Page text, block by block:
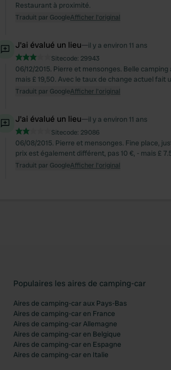
Restaurant à proximité.
Traduit par GoogleAfficher l'original
J'ai évalué un lieu—il y a environ 11 ans
Sitecode: 29943
06/12/2015. Pierre et mensonges. Belle
mais £ 19,50. Avec le taux de change actuel fait
Traduit par GoogleAfficher l'original
J'ai évalué un lieu—il y a environ 11 ans
Sitecode: 29086
06/08/2015. Pierre et mensonges. Fine place,
prix est également différent, pas 10 €, - mais £
Traduit par GoogleAfficher l'original
Populaires les aires de camping-car
Aires de camping-car aux Pays-Bas
Aires de camping-car en France
Aires de camping-car Allemagne
Aires de camping-car en Belgique
Aires de camping-car en Espagne
Aires de camping-car en Italie